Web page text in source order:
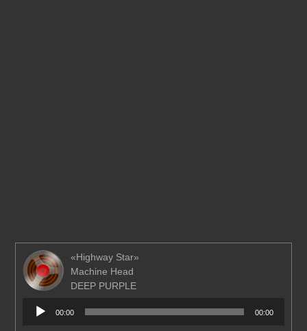
«Highway Star»
Machine Head
DEEP PURPLE
Аудиоплеер
00:00 00:00